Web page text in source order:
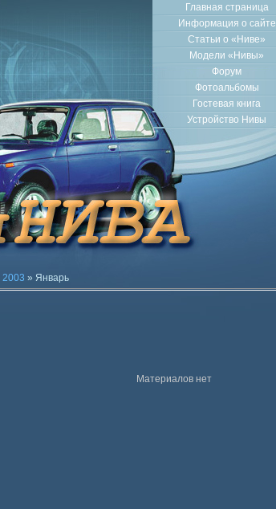
Главная страница
Информация о сайте
Статьи о «Ниве»
Модели «Нивы»
Форум
Фотоальбомы
Гостевая книга
Устройство Нивы
2003 » Январь
Материалов нет